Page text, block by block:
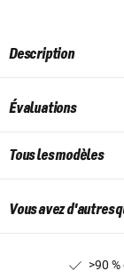
Description
Évaluations
Tous les modèles
Vous avez d'autres
>90